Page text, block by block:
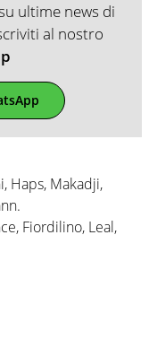
ultime news di
al nostro
Haps, Makadji,
Fiordilino, Leal,